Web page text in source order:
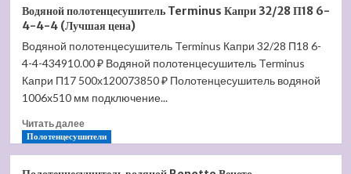
водяной
Benetto
Римини
30*30/10*30
П28
7-
7
Водяной полотенцесушитель Terminus Капри 32/28 П18 6-
4-4-4 (Лучшая цена)
Водяной полотенцесушитель Terminus Капри 32/28 П18 6-
4-4-434910.00 ₽ Водяной полотенцесушитель Terminus
Капри П17 500х120073850 ₽ Полотенцесушитель водяной
1006x510 мм подключение...
Читать далееПрочитать
больше
Полотенцесушители